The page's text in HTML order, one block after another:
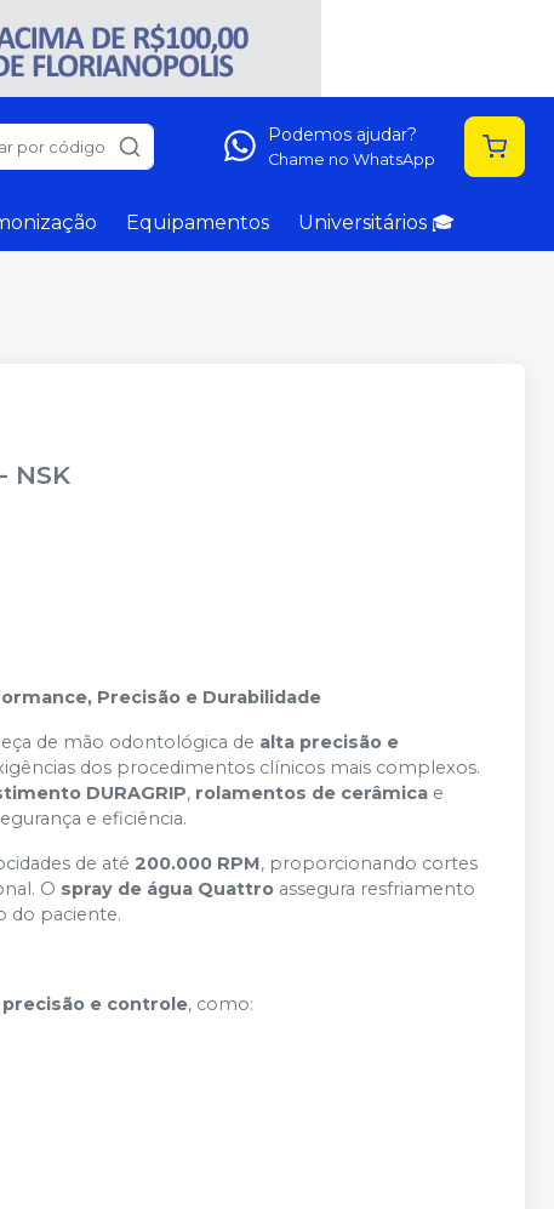
por código
Podemos ajudar?
Chame no WhatsApp
Equipamentos Universitários 🎓
- NSK
Precisão e Durabilidade
de mão odontológica de alta precisão e
dos procedimentos clínicos mais complexos.
DURAGRIP, rolamentos de cerâmica e
e eficiência.
de até200.000 RPM, proporcionando cortes
O spray de água Quattro assegura resfriamento
do paciente.
e controle, como: